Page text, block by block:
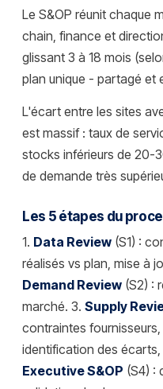
Le S&OP réunit chaque
chain, finance et
glissant 3 à 18 mois
plan unique - partagé et
L'écart entre les sites
est massif : taux de
stocks inférieurs de 20-
de demande très
Les 5 étapes du
1. Data Review (S1) :
réalisés vs plan, mise à
Demand Review (S2) :
marché. 3. Supply
contraintes
identification des
Executive S&OP (S4) :